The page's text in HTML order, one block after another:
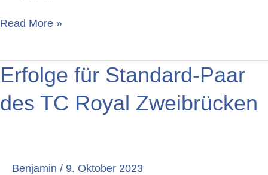
Read More »
Erfolge für Standard-Paar
des TC Royal Zweibrücken
Benjamin / 9. Oktober 2023
Erfolge
für
Standard-
Paar
Zweibrücken